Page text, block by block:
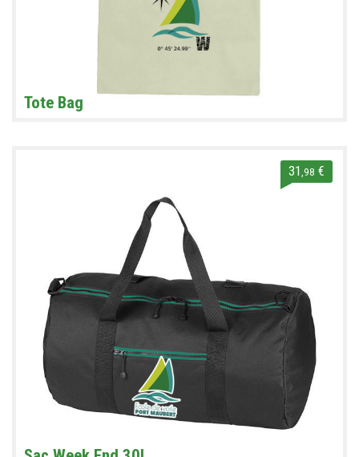
Tote Bag
31 ,98 €